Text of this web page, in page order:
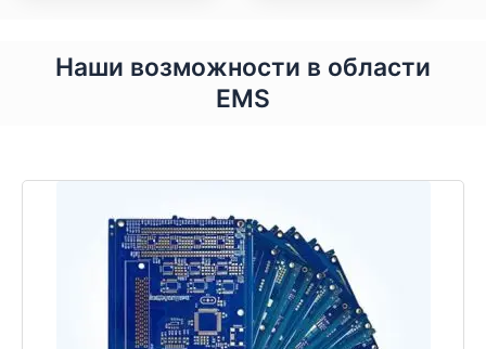
Наши возможности в области
EMS